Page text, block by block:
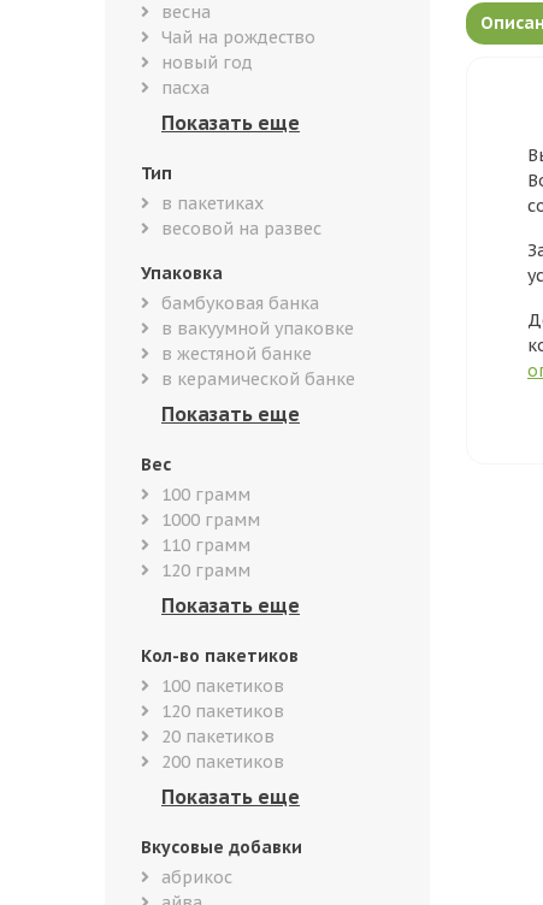
весна
Чай на рождество
новый год
пасха
Тип
в пакетиках
весовой на развес
Упаковка
бамбуковая банка
в вакуумной упаковке
в жестяной банке
в керамической банке
Вес
100 грамм
1000 грамм
110 грамм
120 грамм
Кол-во пакетиков
100 пакетиков
120 пакетиков
20 пакетиков
200 пакетиков
Вкусовые добавки
абрикос